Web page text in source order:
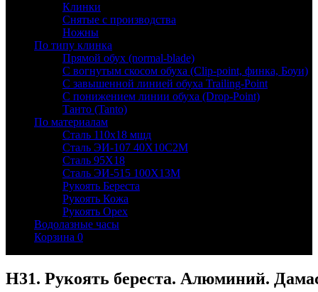
Клинки
Снятые с производства
Ножны
По типу клинка
Прямой обух (normal-blade)
С вогнутым скосом обуха (Clip-point, финка, Боуи)
С завышенной линией обуха Trailing-Point
С понижением линии обуха (Drop-Point)
Танто (Tanto)
По материалам
Сталь 110х18 мшд
Сталь ЭИ-107 40Х10С2М
Сталь 95Х18
Сталь ЭИ-515 100Х13М
Рукоять Береста
Рукоять Кожа
Рукоять Орех
Водолазные часы
Корзина 0
Н31. Рукоять береста. Алюминий.